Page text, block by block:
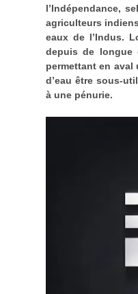
l’Indépendance,
agriculteurs
eaux de l’Indus.
depuis de longue
permettant en aval
d’eau être sous-
à une pénurie.